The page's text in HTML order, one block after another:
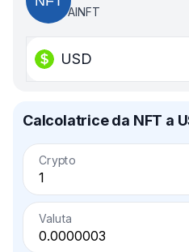
AINFT
USD
Calcolatrice da NFT a
Crypto
Valuta